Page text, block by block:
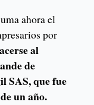
ahora el
por
al
de
SAS, que fue
un año.